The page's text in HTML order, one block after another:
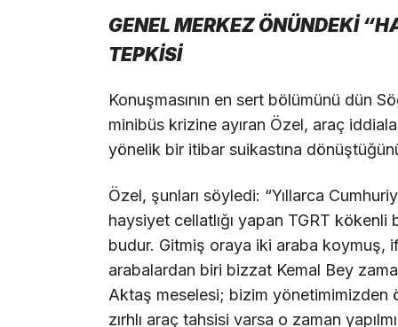
GENEL MERKEZ ÖNÜNDEKİ
TEPKİSİ
Konuşmasının en sert bölümünü dün
minibüs krizine ayıran Özel, araç
yönelik bir itibar suikastına
Özel, şunları söyledi: “Yıllarca
haysiyet cellatlığı yapan TGRT kökenli
budur. Gitmiş oraya iki araba koymuş,
arabalardan biri bizzat Kemal Bey
Aktaş meselesi; bizim yönetimimizden
zırhlı araç tahsisi varsa o zaman